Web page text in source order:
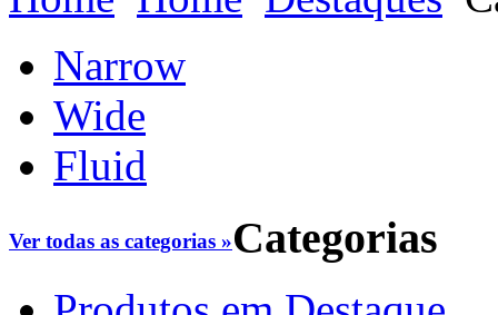
Narrow
Wide
Fluid
Ver todas as categorias »Categorias